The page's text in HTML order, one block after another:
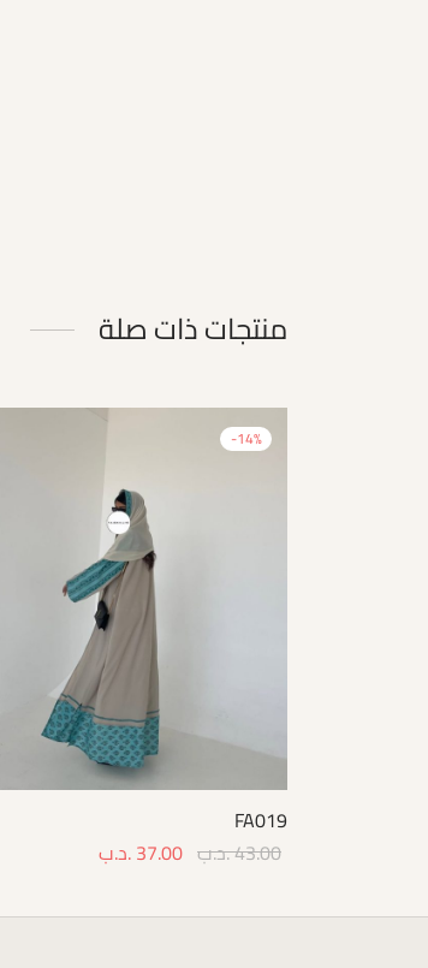
منتجات ذات صلة
-14%
FA019
43.00.د.ب 37.00.د.ب